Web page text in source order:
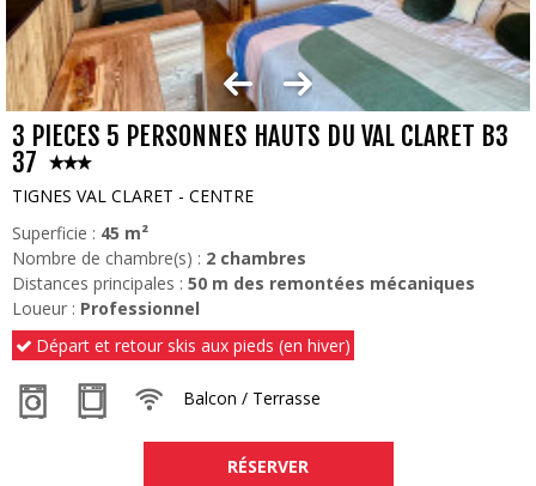
3 PIECES 5 PERSONNES HAUTS DU VAL CLARET B3
37
TIGNES VAL CLARET - CENTRE
Superficie : 45 m²
Nombre de chambre(s) : 2 chambres
Distances principales : 50 m des remontées mécaniques
Loueur : Professionnel
Départ et retour skis aux pieds (en hiver)
Balcon / Terrasse
RÉSERVER